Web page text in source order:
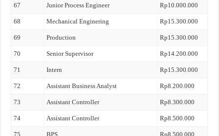
67 Junior Process Engineer Rp10.000.000
68 Mechanical Enginering Rp15.300.000
69 Production Rp15.300.000
70 Senior Supervisor Rp14.200.000
71 Intern Rp15.300.000
72 Assistant Business Analyst Rp8.200.000
73 Assistant Controller Rp8.300.000
74 Assistant Controller Rp8.500.000
75 BPS Rp8.500.000